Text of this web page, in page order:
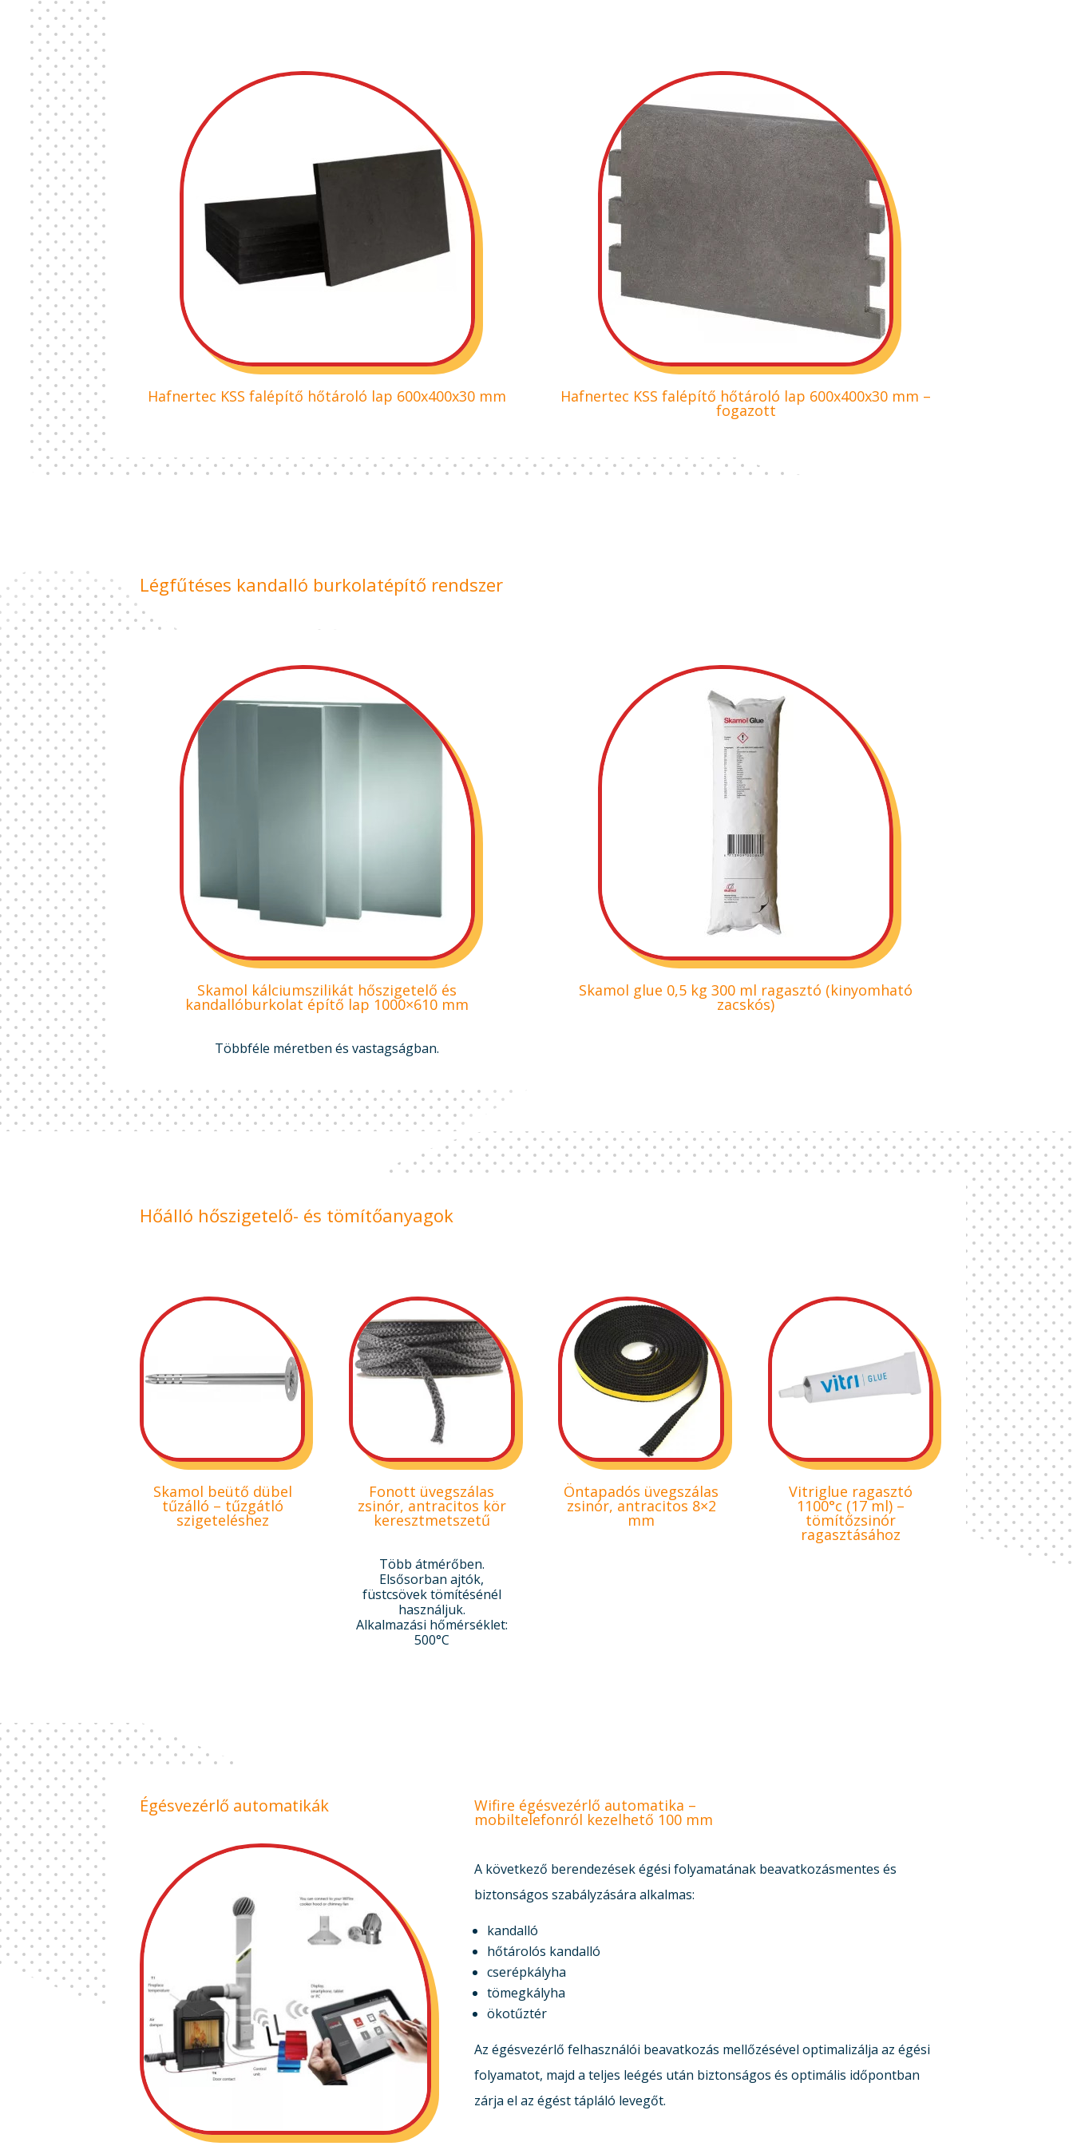
Hafnertec KSS falépítő hőtároló lap 600x400x30 mm Hafnertec KSS falépítő hőtároló lap 600x400x30 mm –
fogazott
Légfűtéses kandalló burkolatépítő rendszer
Skamol kálciumszilikát hőszigetelő és
kandallóburkolat építő lap 1000×610 mm
Többféle méretben és vastagságban.
Skamol glue 0,5 kg 300 ml ragasztó (kinyomható
zacskós)
Hőálló hőszigetelő- és tömítőanyagok
Skamol beütő dübel
tűzálló – tűzgátló
szigeteléshez
Fonott üvegszálas
zsinór, antracitos kör
keresztmetszetű
Több átmérőben.
Elsősorban ajtók,
füstcsövek tömítésénél
használjuk.
Alkalmazási hőmérséklet:
500°C
Öntapadós üvegszálas
zsinór, antracitos 8×2
mm
Vitriglue ragasztó
1100°c (17 ml) –
tömítőzsinór
ragasztásához
Égésvezérlő automatikák Wifire égésvezérlő automatika –
mobiltelefonról kezelhető 100 mm
A következő berendezések égési folyamatának beavatkozásmentes és
biztonságos szabályzására alkalmas:
kandalló
hőtárolós kandalló
cserépkályha
tömegkályha
ökotűztér
Az égésvezérlő felhasználói beavatkozás mellőzésével optimalizálja az égési
folyamatot, majd a teljes leégés után biztonságos és optimális időpontban
zárja el az égést tápláló levegőt.